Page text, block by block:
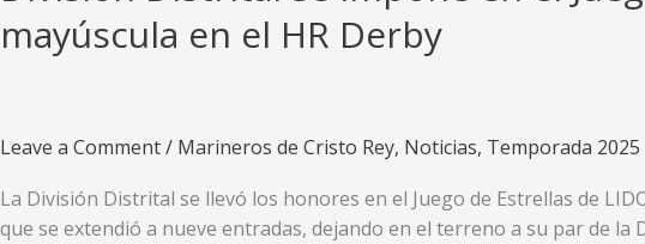
las
mayúscula en el HR Derby
Leave a Comment/ Marineros de Cristo Rey, Noticias, Temporada 2025
La División Distrital se llevó los honores en el Juego de Estrellas de
que se extendió a nueve entradas, dejando en el terreno a su par de la